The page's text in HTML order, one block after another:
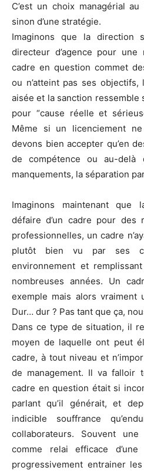
C’est un choix managérial
sinon d’une stratégie.
Imaginons que la direction
directeur d’agence pour
cadre en question commet
ou n’atteint pas ses
aisée et la sanction ressemble
pour “cause réelle et
Même si un licenciement
devons bien accepter qu’en
de compétence ou au-delà
manquements, la séparation
Imaginons maintenant que
défaire d’un cadre pour des
professionnelles, un cadre
plutôt bien vu par ses
environnement et
nombreuses années. Un
exemple mais alors vraiment
Dur… dur ? Pas tant que ça,
Dans ce type de situation, il
moyen de laquelle ont peut
cadre, à tout niveau et
de management. Il va falloir
cadre en question était si
parlant qu’il générait, et
indicible souffrance
collaborateurs. Souvent
comme relai efficace
progressivement entrainer